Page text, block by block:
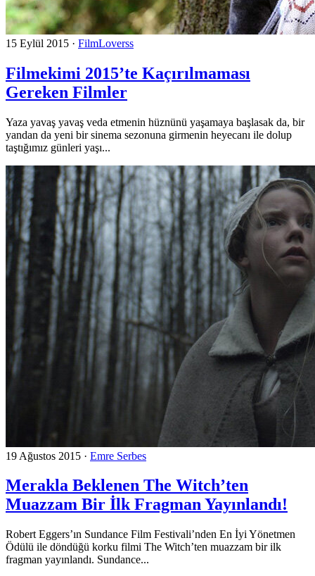
15 Eylül 2015 · FilmLoverss
Filmekimi 2015’te Kaçırılmaması
Gereken Filmler
Yaza yavaş yavaş veda etmenin hüznünü yaşamaya başlasak da, bir
yandan da yeni bir sinema sezonuna girmenin heyecanı ile dolup
taştığımız günleri yaşı...
19 Ağustos 2015 · Emre Serbes
Merakla Beklenen The Witch’ten
Muazzam Bir İlk Fragman Yayınlandı!
Robert Eggers’ın Sundance Film Festivali’nden En İyi Yönetmen
Ödülü ile döndüğü korku filmi The Witch’ten muazzam bir ilk
fragman yayınlandı. Sundance...